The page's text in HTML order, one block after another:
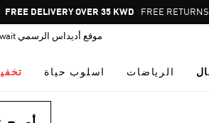
Pause
promotion
FREE RETURNS
موقع أديداس الرسمي Kuwait
الرياضات اسلوب حياة